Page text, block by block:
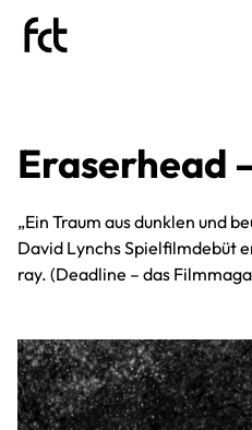
Eraserhead
„Ein Traum aus dunklen und
David Lynchs Spielfilmdebüt
ray. (Deadline – das